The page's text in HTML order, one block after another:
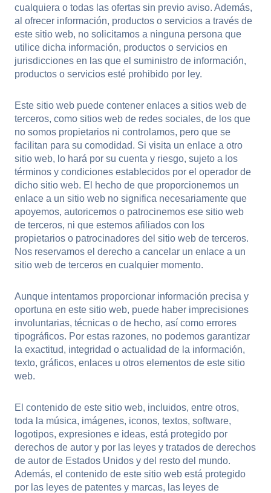
cualquiera o todas las ofertas sin previo aviso. Además,
al ofrecer información, productos o servicios a través de
este sitio web, no solicitamos a ninguna persona que
utilice dicha información, productos o servicios en
jurisdicciones en las que el suministro de información,
productos o servicios esté prohibido por ley.
Este sitio web puede contener enlaces a sitios web de
terceros, como sitios web de redes sociales, de los que
no somos propietarios ni controlamos, pero que se
facilitan para su comodidad. Si visita un enlace a otro
sitio web, lo hará por su cuenta y riesgo, sujeto a los
términos y condiciones establecidos por el operador de
dicho sitio web. El hecho de que proporcionemos un
enlace a un sitio web no significa necesariamente que
apoyemos, autoricemos o patrocinemos ese sitio web
de terceros, ni que estemos afiliados con los
propietarios o patrocinadores del sitio web de terceros.
Nos reservamos el derecho a cancelar un enlace a un
sitio web de terceros en cualquier momento.
Aunque intentamos proporcionar información precisa y
oportuna en este sitio web, puede haber imprecisiones
involuntarias, técnicas o de hecho, así como errores
tipográficos. Por estas razones, no podemos garantizar
la exactitud, integridad o actualidad de la información,
texto, gráficos, enlaces u otros elementos de este sitio
web.
El contenido de este sitio web, incluidos, entre otros,
toda la música, imágenes, iconos, textos, software,
logotipos, expresiones e ideas, está protegido por
derechos de autor y por las leyes y tratados de derechos
de autor de Estados Unidos y del resto del mundo.
Además, el contenido de este sitio web está protegido
por las leyes de patentes y marcas, las leyes de